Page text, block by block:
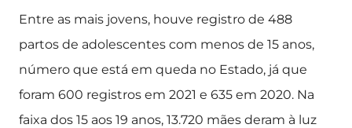
Entre as mais jovens, houve registro de 488
partos de adolescentes com menos de 15 anos,
número que está em queda no Estado, já que
foram 600 registros em 2021 e 635 em 2020. Na
faixa dos 15 aos 19 anos, 13.720 mães deram à luz